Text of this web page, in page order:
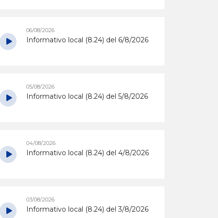
06/08/2026
Informativo local (8.24) del 6/8/2026
05/08/2026
Informativo local (8.24) del 5/8/2026
04/08/2026
Informativo local (8.24) del 4/8/2026
03/08/2026
Informativo local (8.24) del 3/8/2026